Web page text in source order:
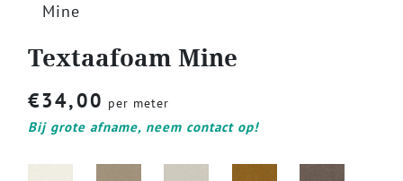
Mine
Textaafoam Mine
€34,00 per meter
Bij grote afname, neem contact op!